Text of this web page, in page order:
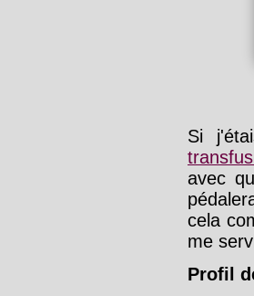
Si
avec
cela
me
Profil